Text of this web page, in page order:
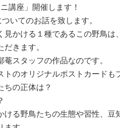
講座」開催します！
いてのお話を致します。
見かける１種であるこの野鳥
きます。
スタッフの作品なのです。
のオリジナルポストカードも
ちの正体は？
る野鳥たちの生態や習性、豆